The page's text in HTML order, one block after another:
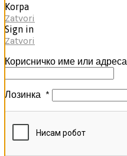
Korpa
Zatvori
Sign in
Zatvori
Корисничко име или
Лозинка *